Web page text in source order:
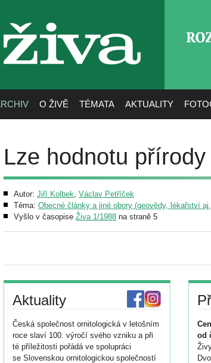
živa
O ŽIVĚ TÉMATA AKTUALITY
Lze hodnotu
Autor: Jiří Kolbek, Václav Petříček
Téma: Obecné články a jiné obory (geovědy, lékařství
Vyšlo v časopise Živa 1/1988 na straně 5
Aktuality
Česká společnost ornitologická v letošním
roce slaví 100. výročí svého vzniku a při
té příležitosti pořádá ve spolupráci
se Slovenskou ornitologickou společností
od